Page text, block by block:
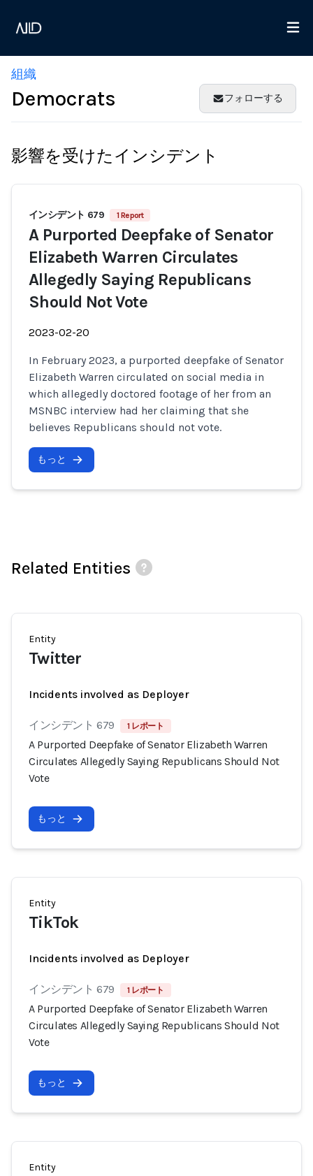
組織
Democrats フォローする
影響を受けたインシデント
インシデント 679 1 Report
A Purported Deepfake of Senator
Elizabeth Warren Circulates
Allegedly Saying Republicans
Should Not Vote
2023-02-20
In February 2023, a purported deepfake of Senator
Elizabeth Warren circulated on social media in
which allegedly doctored footage of her from an
MSNBC interview had her claiming that she
believes Republicans should not vote.
もっと
Related Entities
Entity
Twitter
Incidents involved as Deployer
インシデント 679 1 レポート
A Purported Deepfake of Senator Elizabeth Warren
Circulates Allegedly Saying Republicans Should Not
Vote
もっと
Entity
TikTok
Incidents involved as Deployer
インシデント 679 1 レポート
A Purported Deepfake of Senator Elizabeth Warren
Circulates Allegedly Saying Republicans Should Not
Vote
もっと
Entity